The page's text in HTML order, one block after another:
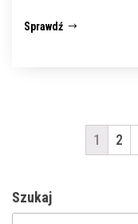
Sprawdź
1 2
Szukaj